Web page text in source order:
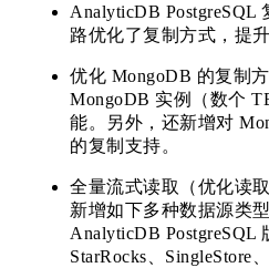
AnalyticDB PostgreSQL
路优化了复制方式，提
优化 MongoDB 的复制
MongoDB 实例（数个
能。另外，还新增对
的复制支持。
全量流式读取（优化读
新增如下多种数据源类型
AnalyticDB PostgreSQL
StarRocks、SingleStore、